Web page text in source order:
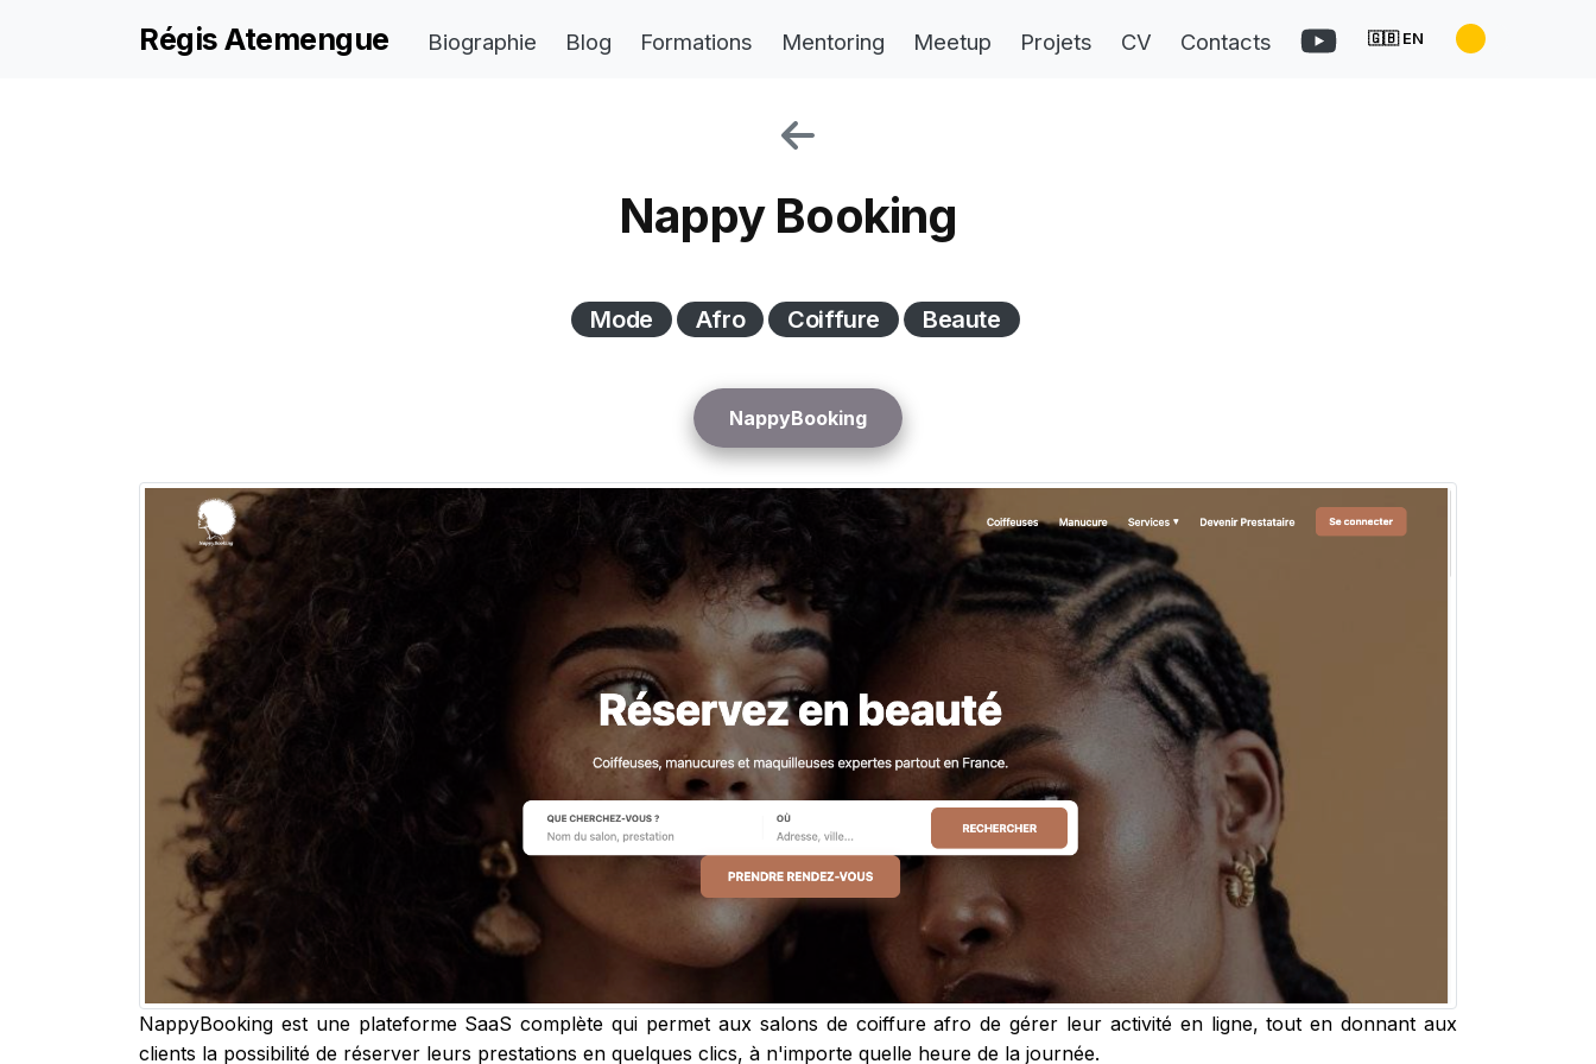
Régis Atemengue Biographie Blog Formations Mentoring Meetup Projets CV Contacts 🇬🇧 EN
Nappy Booking
Mode Afro Coiffure Beaute
NappyBooking
NappyBooking est une plateforme SaaS complète qui permet aux salons de coiffure afro de gérer leur activité en ligne, tout en donnant aux
clients la possibilité de réserver leurs prestations en quelques clics, à n'importe quelle heure de la journée.